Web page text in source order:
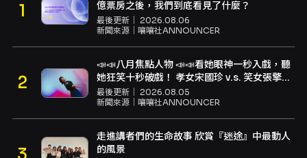
億票房之後，我們到底看見了什麼？
最後更新｜ 2026.08.06
新聞來源｜ 嚷嚷社ANNOUNCER
📣📣八月焦點人物 📣📣看她眼神一秒入戲，聽
她狂笑十秒破戲！ 孝女宋國珍 v.s. 笑女張擎
佳：本是同根生，相約壓車別太急
最後更新｜ 2026.08.05
新聞來源｜ 嚷嚷社ANNOUNCER
走進講者們的生命故事 欣賞『迷途』中最動人
的風景